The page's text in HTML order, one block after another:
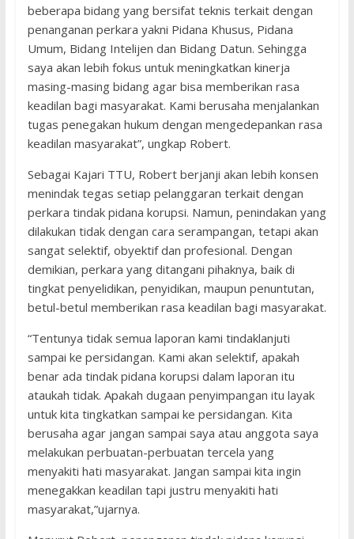
beberapa bidang yang bersifat teknis terkait dengan
penanganan perkara yakni Pidana Khusus, Pidana
Umum, Bidang Intelijen dan Bidang Datun. Sehingga
saya akan lebih fokus untuk meningkatkan kinerja
masing-masing bidang agar bisa memberikan rasa
keadilan bagi masyarakat. Kami berusaha menjalankan
tugas penegakan hukum dengan mengedepankan rasa
keadilan masyarakat”, ungkap Robert.
Sebagai Kajari TTU, Robert berjanji akan lebih konsen
menindak tegas setiap pelanggaran terkait dengan
perkara tindak pidana korupsi. Namun, penindakan yang
dilakukan tidak dengan cara serampangan, tetapi akan
sangat selektif, obyektif dan profesional. Dengan
demikian, perkara yang ditangani pihaknya, baik di
tingkat penyelidikan, penyidikan, maupun penuntutan,
betul-betul memberikan rasa keadilan bagi masyarakat.
“Tentunya tidak semua laporan kami tindaklanjuti
sampai ke persidangan. Kami akan selektif, apakah
benar ada tindak pidana korupsi dalam laporan itu
ataukah tidak. Apakah dugaan penyimpangan itu layak
untuk kita tingkatkan sampai ke persidangan. Kita
berusaha agar jangan sampai saya atau anggota saya
melakukan perbuatan-perbuatan tercela yang
menyakiti hati masyarakat. Jangan sampai kita ingin
menegakkan keadilan tapi justru menyakiti hati
masyarakat,”ujarnya.